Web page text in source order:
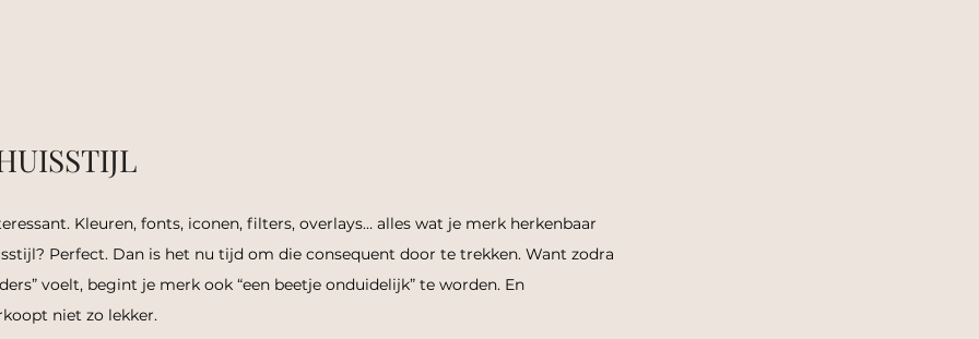
Kleuren, fonts, iconen, filters, overlays… alles wat je merk herkenbaar
Perfect. Dan is het nu tijd om die consequent door te trekken. Want zodra
voelt, begint je merk ook “een beetje onduidelijk” te worden. En
niet zo lekker.